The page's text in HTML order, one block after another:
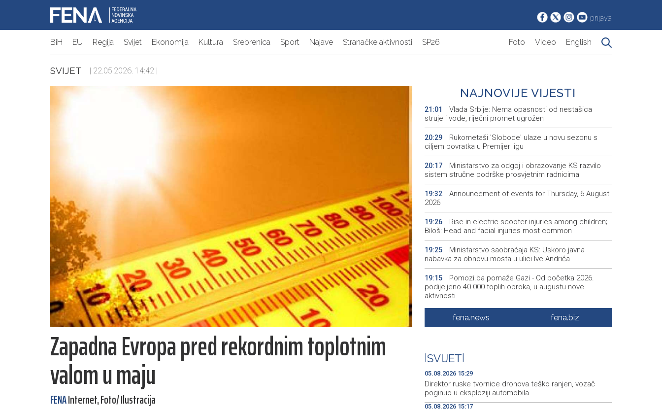
prijava
BiH EU Regija Svijet Ekonomija Kultura Srebrenica Sport Najave Stranačke aktivnosti SP26 Foto Video English
SVIJET | 22.05.2026. 14:42 |
Zapadna Evropa pred rekordnim toplotnim
valom u maju
FENAInternet, Foto/ Ilustracija
NAJNOVIJE VIJESTI
21:01
Vlada Srbije: Nema opasnosti od nestašica
struje i vode, riječni promet ugrožen
20:29
Rukometaši 'Slobode' ulaze u novu sezonu s
ciljem povratka u Premijer ligu
20:17
Ministarstvo za odgoj i obrazovanje KS razvilo
sistem stručne podrške prosvjetnim radnicima
19:32
Announcement of events for Thursday, 6 August
2026
19:26
Rise in electric scooter injuries among children;
Biloš: Head and facial injuries most common
19:25
Ministarstvo saobraćaja KS: Uskoro javna
nabavka za obnovu mosta u ulici Ive Andrića
19:15
Pomozi.ba pomaže Gazi - Od početka 2026.
podijeljeno 40.000 toplih obroka, u augustu nove
aktivnosti
Conference on representation of constituent
predstavljanjem kozmetike
19:05
Prosecutor's Office indicts former Court of BiH
employee for alleged embezzlement
fena.news fena.biz
SVIJET
05.08.2026 15:29
Direktor ruske tvornice dronova teško ranjen, vozač
poginuo u eksploziji automobila
05.08.2026 15:17